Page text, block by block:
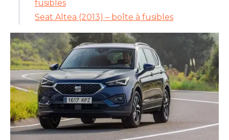
fusibles
Seat Altea (2013) – boîte à fusibles